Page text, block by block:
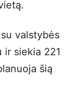
valstybės
ir siekia 221
šią